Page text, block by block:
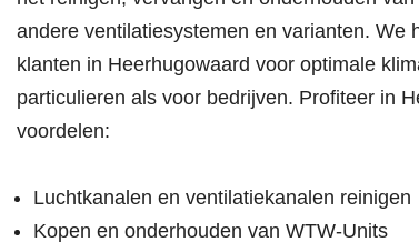
andere ventilatiesystemen en varianten. We
klanten in Heerhugowaard voor optimale
particulieren als voor bedrijven. Profiteer in
voordelen:
Luchtkanalen en ventilatiekanalen reinigen
Kopen en onderhouden van WTW-Units